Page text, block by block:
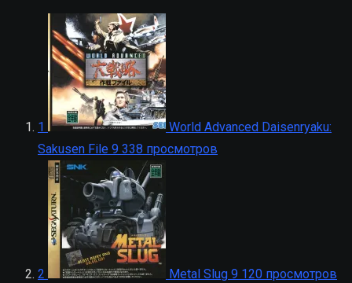
1
World Advanced Daisenryaku:
Sakusen File 9 338 просмотров
2 Metal Slug 9 120 просмотров